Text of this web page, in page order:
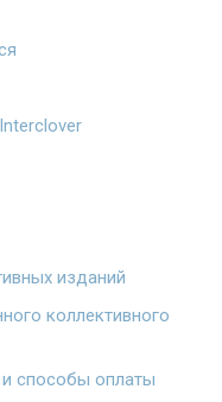
изданий
коллективного
способы оплаты